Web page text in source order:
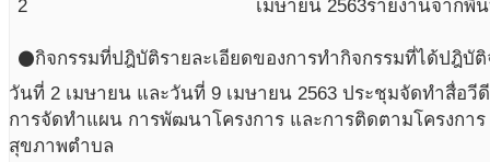
2 เมษายน 2563รายงานจากพื้น
circleกิจกรรมที่ปฎิบัติรายละเอียดของการทำกิจกรรมที่ได้ปฎิบัติ
วันที่ 2 เมษายน และวันที่ 9 เมษายน 2563 ประชุมจัดทำสื่อวี
การจัดทำแผน การพัฒนาโครงการ และการติดตามโครงกา
สุขภาพตำบล